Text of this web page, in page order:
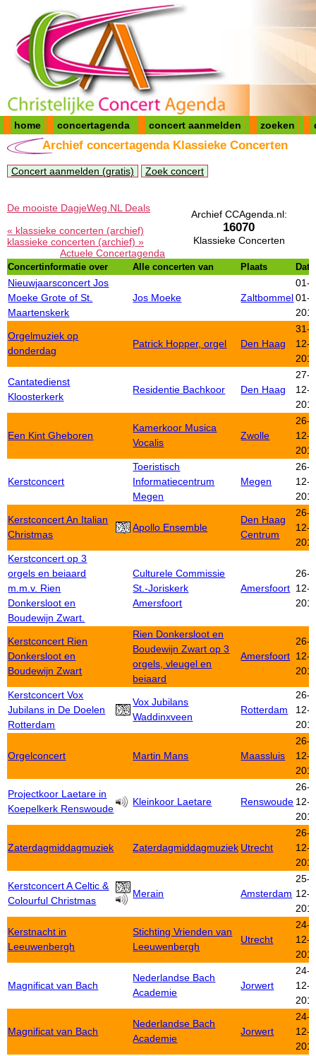
home concertagenda concert aanmelden zoeken
Archief concertagenda Klassieke Concerten
Concert aanmelden (gratis) Zoek concert
Archief CCAgenda.nl:
16070
Klassieke Concerten
De mooiste DagjeWeg.NL Deals
« klassieke concerten (archief)
klassieke concerten (archief) »
Actuele Concertagenda
Concertinformatie over Alle concerten van Plaats
Nieuwjaarsconcert Jos
Moeke Grote of St.
Maartenskerk
Jos Moeke Zaltbommel
01-
01-
Orgelmuziek op
donderdag
Patrick Hopper, orgel Den Haag
31-
12-
Cantatedienst
Kloosterkerk
Residentie Bachkoor Den Haag
27-
12-
Een Kint Gheboren
Kamerkoor Musica
Vocalis
Zwolle
26-
12-
Kerstconcert
Toeristisch
Informatiecentrum
Megen
Megen
26-
12-
Kerstconcert An Italian
Christmas
Apollo Ensemble
Den Haag
Centrum
26-
12-
Kerstconcert op 3
orgels en beiaard
m.m.v. Rien
Donkersloot en
Boudewijn Zwart.
Culturele Commissie
St.-Joriskerk
Amersfoort
Amersfoort
26-
12-
Kerstconcert Rien
Donkersloot en
Boudewijn Zwart
Rien Donkersloot en
Boudewijn Zwart op 3
orgels, vleugel en
beiaard
Amersfoort
26-
12-
Kerstconcert Vox
Jubilans in De Doelen
Rotterdam
Vox Jubilans
Waddinxveen
Rotterdam
26-
12-
Orgelconcert Martin Mans Maassluis
26-
12-
Projectkoor Laetare in
Koepelkerk Renswoude
Kleinkoor Laetare Renswoude
26-
12-
Zaterdagmiddagmuziek Zaterdagmiddagmuziek Utrecht
26-
12-
Kerstconcert A Celtic &
Colourful Christmas
Merain Amsterdam
25-
12-
Kerstnacht in
Leeuwenbergh
Stichting Vrienden van
Leeuwenbergh
Utrecht
24-
12-
Magnificat van Bach
Nederlandse Bach
Academie
Jorwert
24-
12-
Magnificat van Bach
Nederlandse Bach
Academie
Jorwert
24-
12-